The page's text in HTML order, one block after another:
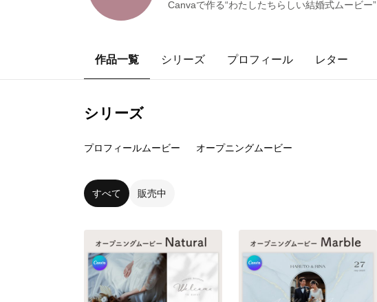
Canvaで作る“わたしたちらしい結婚式ムービー”
作品一覧 シリーズ プロフィール レター
シリーズ
プロフィールムービー オープニングムービー
すべて 販売中